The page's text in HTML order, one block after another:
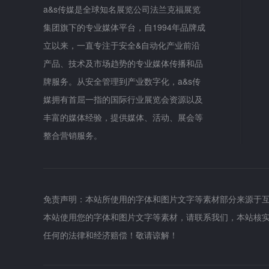
a&s传媒是全球知名展览公司法兰克福展览
集团旗下的专业媒体平台，自1994年品牌成
立以来，一直专注于安全&自动化产业前沿
产品、技术及市场趋势的专业媒体传播和品
牌服务。从安全管理到产业数字化，a&s传
媒拥有首屈一指的国际行业展览会资源以及
丰富的媒体经验，提供媒体、活动、展会等
整合营销服务。
免责声明：本站所使用的字体和图片文字等素材部分来源
本站使用您的字体和图片文字等素材，请联系我们，本站
任何的法律和经济赔偿！敬请谅解！